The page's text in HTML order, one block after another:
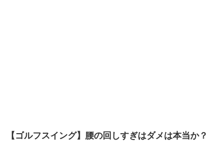
【ゴルフスイング】腰の回しすぎはダメは本当か？